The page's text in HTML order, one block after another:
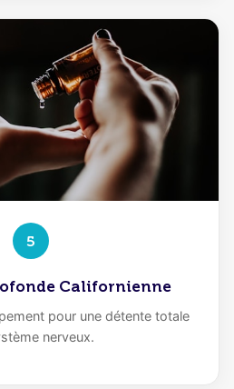
5
Californienne
pour une détente totale
nerveux.